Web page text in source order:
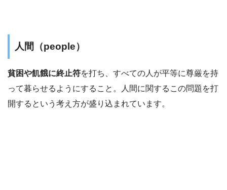
人間（people）
貧困や飢餓に終止符を打ち、すべての人が平等に尊厳を持
って暮らせるようにすること。人間に関するこの問題を打
開するという考え方が盛り込まれています。